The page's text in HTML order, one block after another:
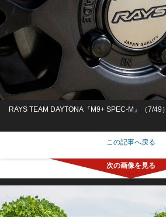
RAYS TEAM DAYTONA『M9+ SPEC-M』（7/49）
この記事へ戻る